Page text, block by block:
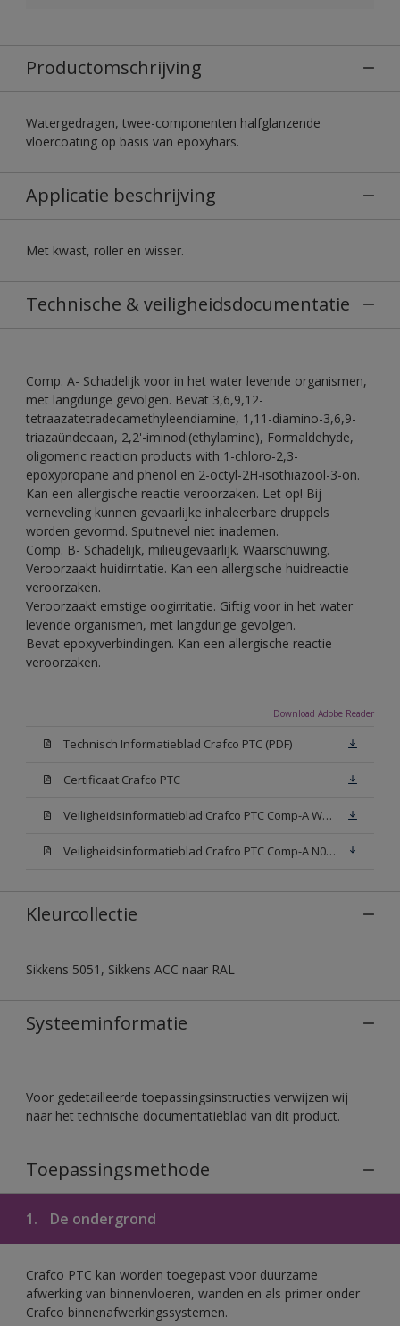
Productomschrijving
Watergedragen, twee-componenten halfglanzende
vloercoating op basis van epoxyhars.
Applicatie beschrijving
Met kwast, roller en wisser.
Technische & veiligheidsdocumentatie
Comp. A- Schadelijk voor in het water levende organismen,
met langdurige gevolgen. Bevat 3,6,9,12-
tetraazatetradecamethyleendiamine, 1,11-diamino-3,6,9-
triazaündecaan, 2,2'-iminodi(ethylamine), Formaldehyde,
oligomeric reaction products with 1-chloro-2,3-
epoxypropane and phenol en 2-octyl-2H-isothiazool-3-on.
Kan een allergische reactie veroorzaken. Let op! Bij
verneveling kunnen gevaarlijke inhaleerbare druppels
worden gevormd. Spuitnevel niet inademen.
Comp. B- Schadelijk, milieugevaarlijk. Waarschuwing.
Veroorzaakt huidirritatie. Kan een allergische huidreactie
veroorzaken.
Veroorzaakt ernstige oogirritatie. Giftig voor in het water
levende organismen, met langdurige gevolgen.
Bevat epoxyverbindingen. Kan een allergische reactie
veroorzaken.
Download Adobe Reader
Technisch Informatieblad Crafco PTC (PDF)
Certificaat Crafco PTC
Veiligheidsinformatieblad Crafco PTC Comp-A W05 (MSDS)
Veiligheidsinformatieblad Crafco PTC Comp-A N00 (MSDS)
Kleurcollectie
Sikkens 5051, Sikkens ACC naar RAL
Systeeminformatie
Voor gedetailleerde toepassingsinstructies verwijzen wij
naar het technische documentatieblad van dit product.
Toepassingsmethode
1. De ondergrond
Crafco PTC kan worden toegepast voor duurzame
afwerking van binnenvloeren, wanden en als primer onder
Crafco binnenafwerkingssystemen.